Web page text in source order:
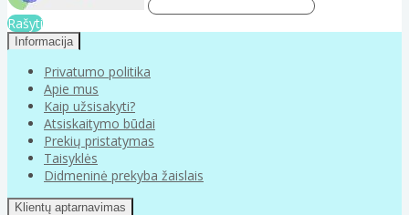
Rašyti
Informacija
Privatumo politika
Apie mus
Kaip užsisakyti?
Atsiskaitymo būdai
Prekių pristatymas
Taisyklės
Didmeninė prekyba žaislais
Klientų aptarnavimas